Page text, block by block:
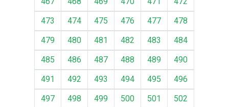
473
474 475 476 477
478
479
480 481 482 483
484
485
486 487 488 489
490
491
492 493 494 495
496
497
498 499 500 501
502